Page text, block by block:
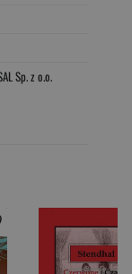
Sp. z o.o.